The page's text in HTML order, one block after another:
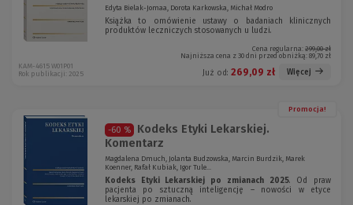
Edyta Bielak-Jomaa, Dorota Karkowska, Michał Modro
Książka to omówienie ustawy o badaniach klinicznych
produktów leczniczych stosowanych u ludzi.
Cena regularna: 299,00 zł
Najniższa cena z 30 dni przed obniżką: 89,70 zł
Już od: 269,09 zł Więcej
KAM-4615 W01P01
Rok publikacji: 2025
Promocja!
-60 %
Kodeks Etyki Lekarskiej.
Komentarz
Magdalena Dmuch, Jolanta Budzowska, Marcin Burdzik, Marek
Koenner, Rafał Kubiak, Igor Tule...
Kodeks Etyki Lekarskiej po zmianach 2025. Od praw
pacjenta po sztuczną inteligencję – nowości w etyce
lekarskiej po zmianach.